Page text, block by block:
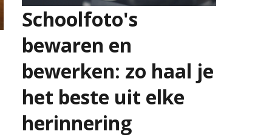
Schoolfoto's
bewaren en
bewerken: zo haal je
het beste uit elke
herinnering